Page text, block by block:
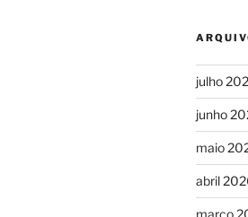
julho
junho
maio
abril